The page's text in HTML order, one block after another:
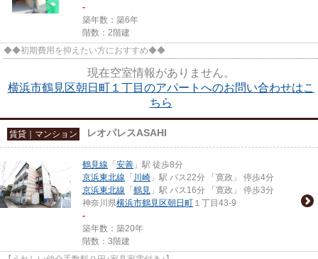
-
築年数：築6年
階数：2階建
◆◆初期費用を抑えたい方におすすめ◆◆
現在空室情報がありません。
横浜市鶴見区朝日町１丁目のアパートへのお問い合わせはこ
ちら
賃貸｜マンション レオパレスASAHI
鶴見線 「 安善 」駅 徒歩8分
京浜東北線 「 川崎 」駅 バス22分 「寛政」 停歩4分
京浜東北線 「 鶴見 」駅 バス16分 「寛政」 停歩3分
神奈川県横浜市鶴見区朝日町 １丁目43-9
-
築年数：築20年
階数：3階建